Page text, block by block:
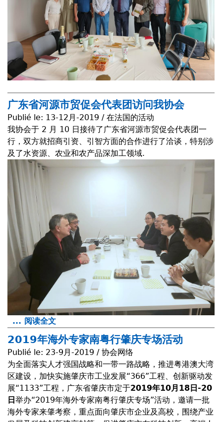
广东省河源市贸促会代表团访问我协会
Publié le: 13-12月-2019 / 在法国的活动
我协会于 2 月 10 日接待了广东省河源市贸促会代表团一
行，双方就招商引资、引智方面的合作进行了洽谈，特别涉
及了水资源、农业和农产品深加工领域.
... 阅读全文
b
o
u
t
R
é
c
e
2019年海外专家南粤行肇庆专场活动
Publié le: 23-9月-2019 / 协会网络
为全面落实人才强国战略和一带一路战略，推进粤港澳大湾
区建设，加快实施肇庆市工业发展“366”工程、创新驱动发
展“1133”工程，广东省肇庆市定于2019年10月18日-20
日举办“2019年海外专家南粤行肇庆专场”活动，邀请一批
海外专家来肇考察，重点面向肇庆市企业及高校，围绕产业